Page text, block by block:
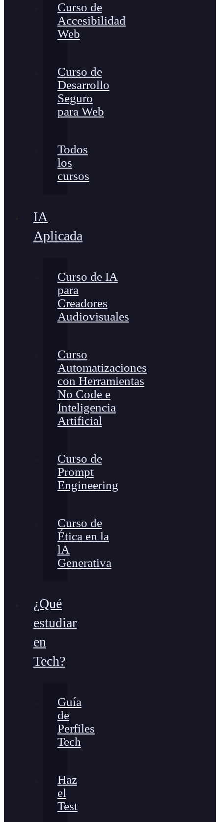
Curso de
Accesibilidad
Web
Curso de
Desarrollo
Seguro
para Web
Todos
los
cursos
IA
Aplicada
Curso de IA
para
Creadores
Audiovisuales
Curso
Automatizaciones
con Herramientas
No Code e
Inteligencia
Artificial
Curso de
Prompt
Engineering
Curso de
Ética en la
lA
Generativa
¿Qué
estudiar
en
Tech?
Guía
de
Perfiles
Tech
Haz
el
Test